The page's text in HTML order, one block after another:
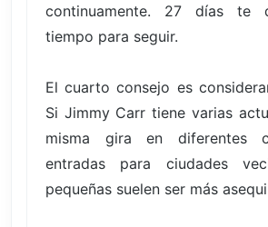
continuamente. 27 días te
tiempo para seguir.
El cuarto consejo es
Si Jimmy Carr tiene varias
misma gira en diferentes
entradas para ciudades
pequeñas suelen ser más